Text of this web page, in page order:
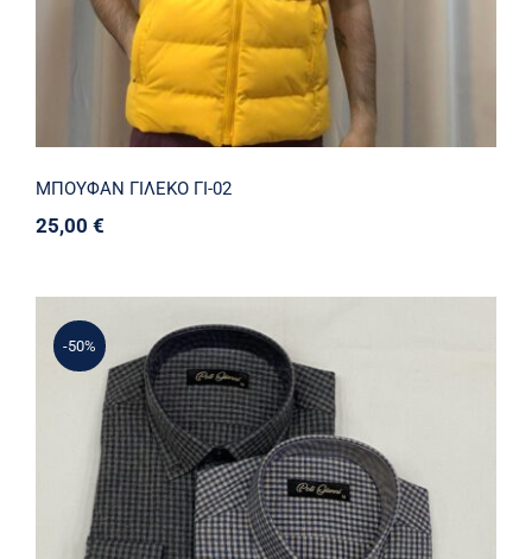
ΜΠΟΥΦΑΝ ΓΙΛΕΚΟ ΓΙ-02
25,00 €
-50%